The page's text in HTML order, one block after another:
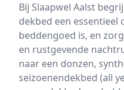
Bij Slaapwel Aalst
dekbed een essentieel
beddengoed is, en
en rustgevende
naar een donzen,
seizoenendekbed (all